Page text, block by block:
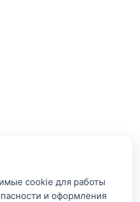
cookie для работы
и оформления